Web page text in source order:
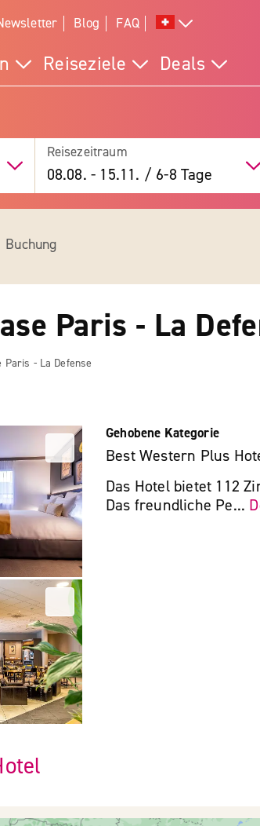
Blog FAQ
Reiseziele Deals
Reisezeitraum
08.08. - 15.11. / 6-8 Tage
Buchung
Paris - La
- La Defense
Gehobene Kategorie
Best Western Plus
Das Hotel bietet 112
Das freundliche Pe...